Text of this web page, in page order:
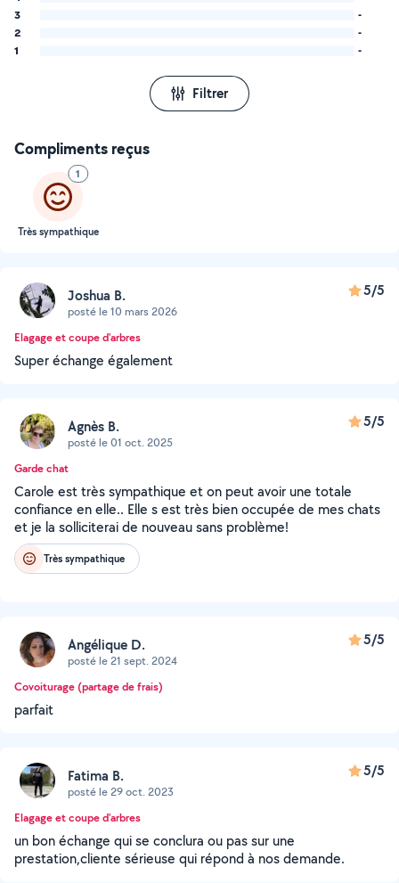
3
-
2
-
1
-
Filtrer
Compliments reçus
1
Très sympathique
Joshua B.
posté le 10 mars 2026
5/5
Elagage et coupe d'arbres
Super échange également
Agnès B.
posté le 01 oct. 2025
5/5
Garde chat
Carole est très sympathique et on peut avoir une totale
confiance en elle.. Elle s est très bien occupée de mes chats
et je la solliciterai de nouveau sans problème!
Très sympathique
Angélique D.
posté le 21 sept. 2024
5/5
Covoiturage (partage de frais)
parfait
Fatima B.
posté le 29 oct. 2023
5/5
Elagage et coupe d'arbres
un bon échange qui se conclura ou pas sur une
prestation,cliente sérieuse qui répond à nos demande.